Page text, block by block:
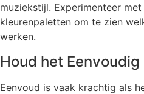
muziekstijl. Experimenteer
kleurenpaletten om te zien
werken.
Houd het
Eenvoud is vaak krachtig als